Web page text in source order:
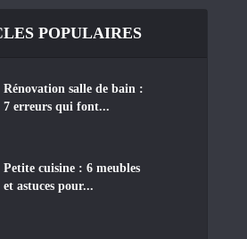
POPULAIRES
Rénovation salle de bain :
7 erreurs qui font...
Petite cuisine : 6 meubles
et astuces pour...